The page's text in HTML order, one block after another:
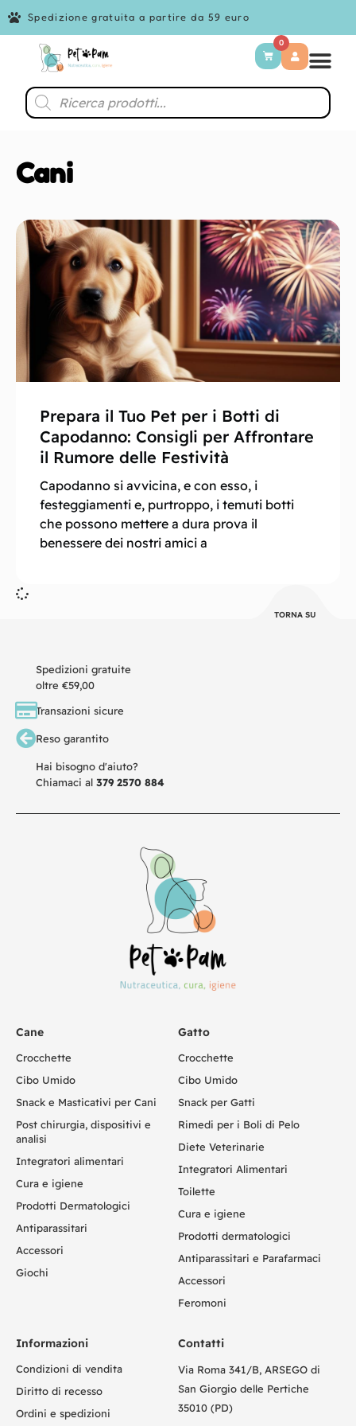
Spedizione gratuita a partire da 59 euro
0
Cani
Prepara il Tuo Pet per i Botti di
Capodanno: Consigli per Affrontare
il Rumore delle Festività
Capodanno si avvicina, e con esso, i
festeggiamenti e, purtroppo, i temuti botti
che possono mettere a dura prova il
benessere dei nostri amici a
TORNA SU
Spedizioni gratuite
oltre €59,00
Transazioni sicure
Reso garantito
Hai bisogno d'aiuto?
Chiamaci al 379 2570 884
Cane
Crocchette
Cibo Umido
Snack e Masticativi per Cani
Post chirurgia, dispositivi e
analisi
Integratori alimentari
Cura e igiene
Prodotti Dermatologici
Antiparassitari
Accessori
Giochi
Gatto
Crocchette
Cibo Umido
Snack per Gatti
Rimedi per i Boli di Pelo
Diete Veterinarie
Integratori Alimentari
Toilette
Cura e igiene
Prodotti dermatologici
Antiparassitari e Parafarmaci
Accessori
Feromoni
Informazioni
Condizioni di vendita
Diritto di recesso
Ordini e spedizioni
Contatti
Via Roma 341/B, ARSEGO di
San Giorgio delle Pertiche
35010 (PD)